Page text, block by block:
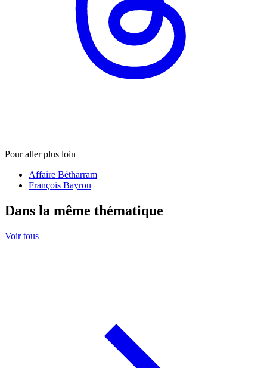
Pour aller plus loin
Affaire Bétharram
François Bayrou
Dans la même thématique
Voir tous